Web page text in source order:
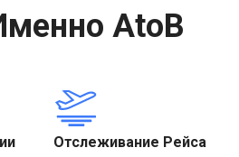
AtoB
Отслеживание Рейса